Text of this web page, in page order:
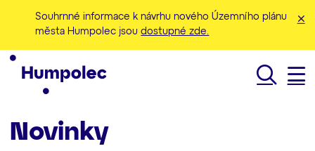
Souhrnné informace k návrhu nového Územního plánu
města Humpolec jsoudostupné zde.
Novinky